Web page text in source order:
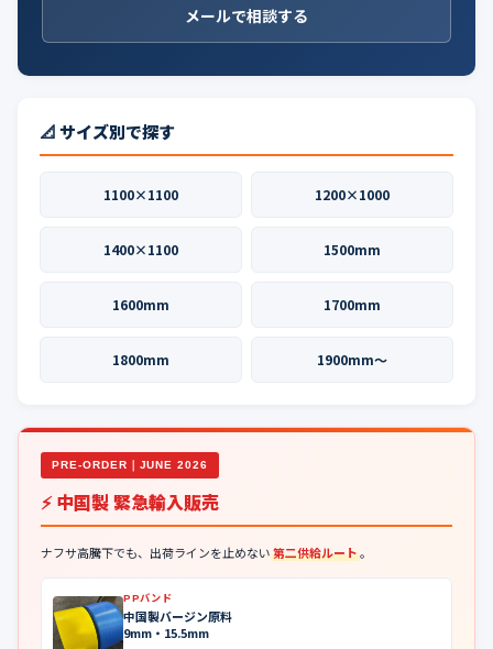
メールで相談する
📐 サイズ別で探す
1100×1100 1200×1000
1400×1100 1500mm
1600mm 1700mm
1800mm 1900mm〜
PRE-ORDER｜JUNE 2026
⚡ 中国製 緊急輸入販売
ナフサ高騰下でも、出荷ラインを止めない第二供給ルート。
PPバンド
中国製バージン原料
9mm・15.5mm